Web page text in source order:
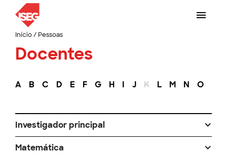
Início/ Pessoas
Docentes
A B C D E F G H I J K L M N O
Investigador principal
Matemática